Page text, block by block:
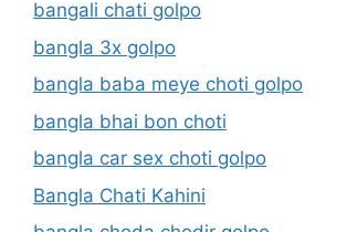
bangali chati golpo
bangla 3x golpo
bangla baba meye choti golpo
bangla bhai bon choti
bangla car sex choti golpo
Bangla Chati Kahini